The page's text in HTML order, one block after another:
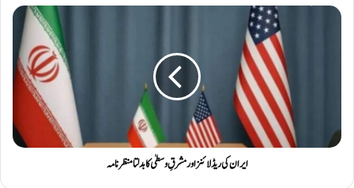
ایران کی ریڈ لائنز اور مشرقِ وسطیٰ کا بدلتا منظرنامہ